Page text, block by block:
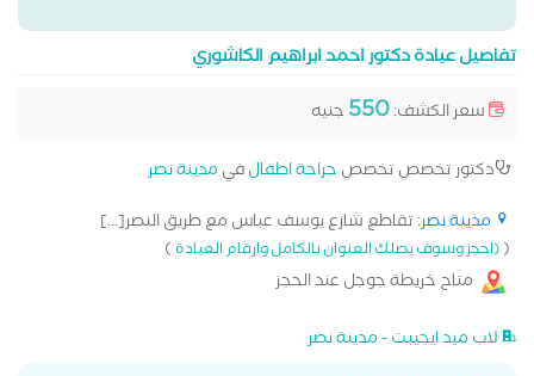
تفاصيل عيادة دكتور احمد ابراهيم الكاشوري
سعر الكشف:550 جنيه
دكتور تخصص تخصص جراحة اطفالفي مدينة نصر
مدينة نصر: تقاطع شارع يوسف عباس مع طريق النصر[...]
((احجز وسوف يصلك العنوان بالكامل وارقام العيادة)
متاح خريطة جوجل عند الحجز
لاب ميد ايجيبت - مدينة نصر